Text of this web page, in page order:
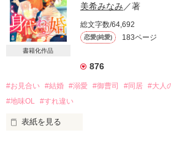
え……？
あなたの正体って、もしかして……！？
＊＊＊＊＊
中編オフィスラブ。
きりちょんぺ様
五年前に別れた、大学時代の元カレ。
「再会した日に決めたんだ。
今度はどんな手使っても俺のものにする
＊
＊
書籍化作品
美希みなみ ／著
総文字数/64,692
恋愛(純愛) 183ページ
876
#お見合い #結婚 #溺愛 #御曹司 #同居 #大人
#地味OL
#すれ違い
表紙を見る